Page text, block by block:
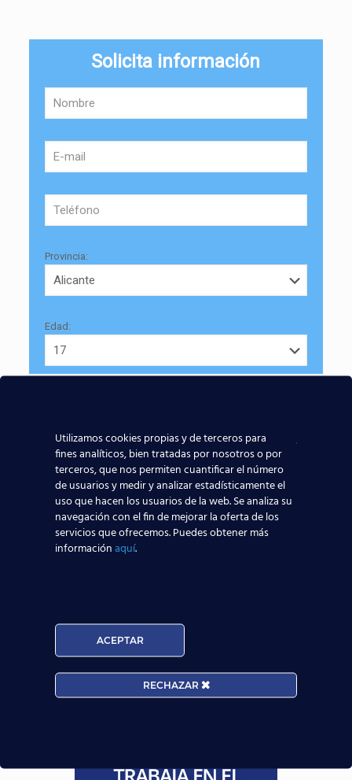
Solicita información
Provincia:
Edad:
Acepto laPolítica de Privacidad
EUROCOLLEGE OXFORD ENGLISH INSTITUTE S.L. le
informa que tratará los datos personales que facilite con
la finalidad de gestionar su consulta y darle respuesta.
Puede ejercer sus derechos de protección de datos a
través del e-mail infor@cursosteca.es.
. Para más información, por favor, consulte nuestra
Utilizamos cookies propias y de terceros para
fines analíticos, bien tratadas por nosotros o por
terceros, que nos permiten cuantificar el número
de usuarios y medir y analizar estadísticamente el
uso que hacen los usuarios de la web. Se analiza su
navegación con el fin de mejorar la oferta de los
servicios que ofrecemos. Puedes obtener más
informaciónaquí.
ACEPTAR
RECHAZAR